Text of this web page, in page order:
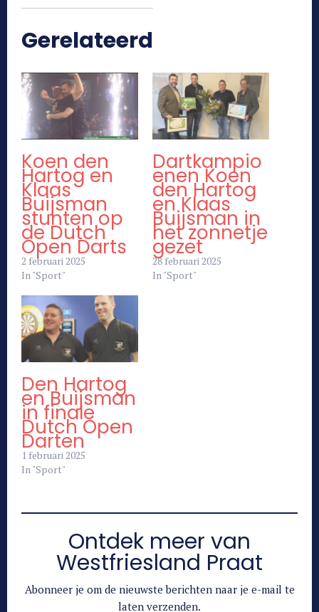
Gerelateerd
Koen den
Hartog en
Klaas
Buijsman
stunten op
de Dutch
Open Darts
2 februari 2025
In "Sport"
Dartkampio
enen Koen
den Hartog
en Klaas
Buijsman in
het zonnetje
gezet
28 februari 2025
In "Sport"
Den Hartog
en Buijsman
in finale
Dutch Open
Darten
1 februari 2025
In "Sport"
Ontdek meer van
Westfriesland Praat
Abonneer je om de nieuwste berichten naar je e-mail te
laten verzenden.